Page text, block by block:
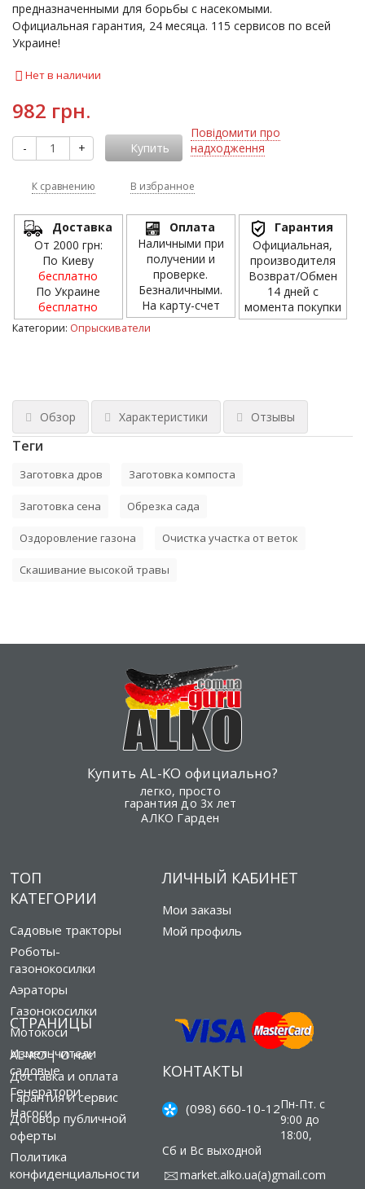
предназначенными для борьбы с насекомыми.
Официальная гарантия, 24 месяца. 115 сервисов по всей
Украине!
Нет в наличии
982 грн.
- + Купить
Повідомити про
надходження
К сравнению В избранное
Доставка
От 2000 грн:
По Киеву
бесплатно
По Украине
бесплатно
Оплата
Наличными при
получении и
проверке.
Безналичными.
На карту-счет
Гарантия
Официальная,
производителя
Возврат/Обмен
14 дней с
момента покупки
Категории: Опрыскиватели
Обзор Характеристики Отзывы
Теги
Заготовка дров Заготовка компоста
Заготовка сена Обрезка сада
Оздоровление газона Очистка участка от веток
Скашивание высокой травы
Купить AL-KO официально?
легко, просто
гарантия до 3х лет
АЛКО Гарден
ТОП
КАТЕГОРИИ
Садовые тракторы
Роботы-
газонокосилки
Аэраторы
Газонокосилки
Мотокоси
Измельчители
садовые
Генератори
Насоси
СТРАНИЦЫ
AL-KO | О нас
Доставка и оплата
Гарантия и сервис
Договор публичной
оферты
Политика
конфиденциальности
ЛИЧНЫЙ КАБИНЕТ
Мои заказы
Мой профиль
КОНТАКТЫ
(098) 660-10-12Пн-Пт. с
9:00 до
18:00,
Сб и Вс выходной
market.alko.ua(а)gmail.com